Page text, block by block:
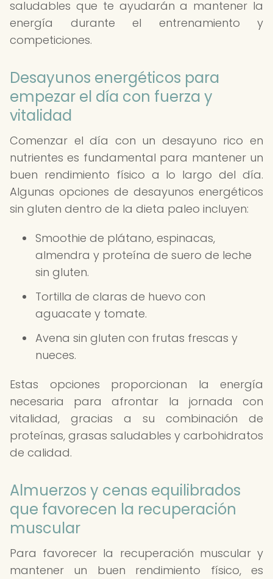
saludables que te ayudarán a mantener la
energía durante el entrenamiento y
competiciones.
Desayunos energéticos para
empezar el día con fuerza y
vitalidad
Comenzar el día con un desayuno rico en
nutrientes es fundamental para mantener un
buen rendimiento físico a lo largo del día.
Algunas opciones de desayunos energéticos
sin gluten dentro de la dieta paleo incluyen:
Smoothie de plátano, espinacas,
almendra y proteína de suero de leche
sin gluten.
Tortilla de claras de huevo con
aguacate y tomate.
Avena sin gluten con frutas frescas y
nueces.
Estas opciones proporcionan la energía
necesaria para afrontar la jornada con
vitalidad, gracias a su combinación de
proteínas, grasas saludables y carbohidratos
de calidad.
Almuerzos y cenas equilibrados
que favorecen la recuperación
muscular
Para favorecer la recuperación muscular y
mantener un buen rendimiento físico, es